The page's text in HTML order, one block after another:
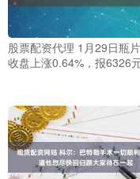
股票配资代理 1月29日瓶
收盘上涨0.64%，报6326